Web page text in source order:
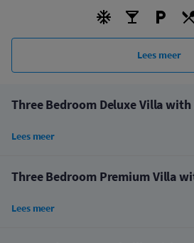
Lees meer
Three Bedroom Deluxe Villa
Lees meer
Three Bedroom Premium Villa
Lees meer